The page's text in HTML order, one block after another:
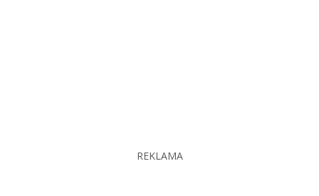
REKLAMA